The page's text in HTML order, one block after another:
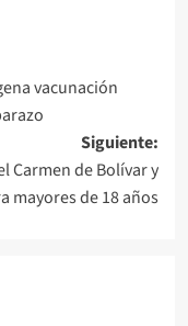
vacunación
Siguiente:
Carmen de Bolívar y
mayores de 18 años